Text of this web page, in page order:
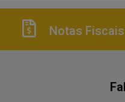
Notas Fiscais